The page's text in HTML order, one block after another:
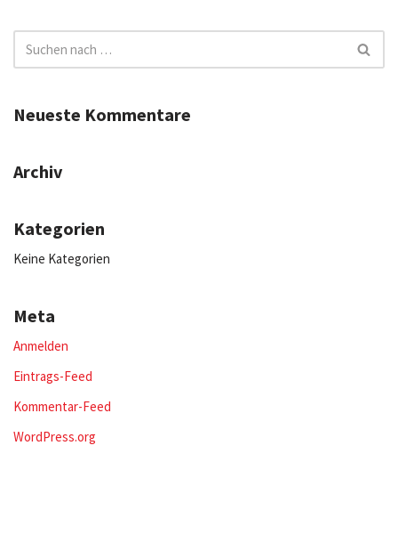
Neueste Kommentare
Archiv
Kategorien
Keine Kategorien
Meta
Anmelden
Eintrags-Feed
Kommentar-Feed
WordPress.org